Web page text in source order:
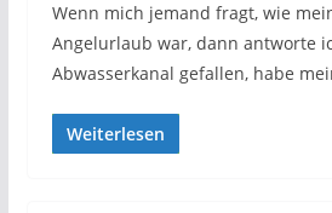
Wenn mich jemand fragt, wie
Angelurlaub war, dann antworte
Abwasserkanal gefallen, habe
Weiterlesen